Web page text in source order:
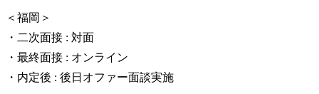
＜福岡＞
・二次面接 : 対面
・最終面接 : オンライン
・内定後 : 後日オファー面談実施